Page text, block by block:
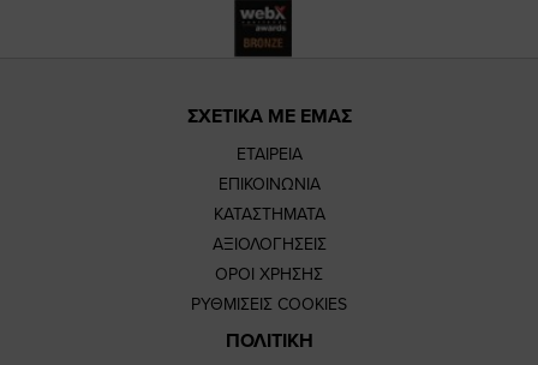
ΣΧΕΤΙΚΑ ΜΕ ΕΜΑΣ
ΕΤΑΙΡΕΙΑ
ΕΠΙΚΟΙΝΩΝΙΑ
ΚΑΤΑΣΤΗΜΑΤΑ
ΑΞΙΟΛΟΓΗΣΕΙΣ
ΟΡΟΙ ΧΡΗΣΗΣ
ΡΥΘΜΙΣΕΙΣ COOKIES
ΠΟΛΙΤΙΚΗ